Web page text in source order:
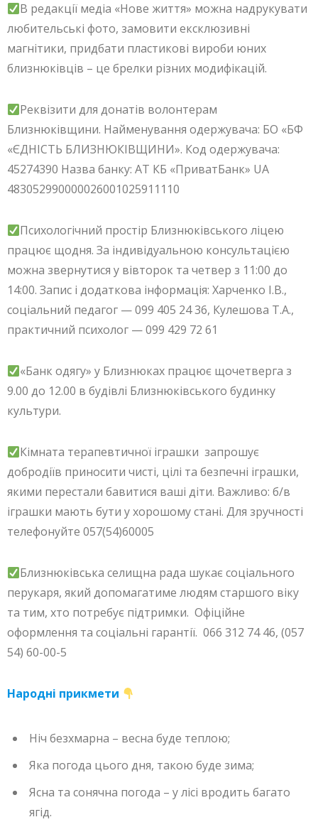
В редакції медіа «Нове життя» можна надрукувати
любительські фото, замовити ексклюзивні
магнітики, придбати пластикові вироби юних
близнюківців – це брелки різних модифікацій.
Реквізити для донатів волонтерам
Близнюківщини. Найменування одержувача: БО «БФ
«ЄДНІСТЬ БЛИЗНЮКІВЩИНИ». Код одержувача:
45274390 Назва банку: АТ КБ «ПриватБанк» UA
483052990000026001025911110
Психологічний простір Близнюківського ліцею
працює щодня. За індивідуальною консультацією
можна звернутися у вівторок та четвер з 11:00 до
14:00. Запис і додаткова інформація: Харченко І.В.,
соціальний педагог — 099 405 24 36, Кулешова Т.А.,
практичний психолог — 099 429 72 61
«Банк одягу» у Близнюках працює щочетверга з
9.00 до 12.00 в будівлі Близнюківського будинку
культури.
Кімната терапевтичної іграшки запрошує
добродіїв приносити чисті, цілі та безпечні іграшки,
якими перестали бавитися ваші діти. Важливо: б/в
іграшки мають бути у хорошому стані. Для зручності
телефонуйте 057(54)60005
Близнюківська селищна рада шукає соціального
перукаря, який допомагатиме людям старшого віку
та тим, хто потребує підтримки. Офіційне
оформлення та соціальні гарантії. 066 312 74 46, (057
54) 60-00-5
Народні прикмети
Ніч безхмарна – весна буде теплою;
Яка погода цього дня, такою буде зима;
Ясна та сонячна погода – у лісі вродить багато
ягід.